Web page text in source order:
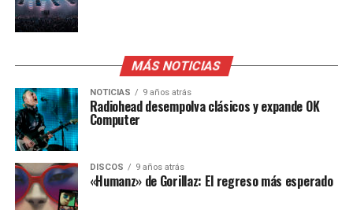
MÁS NOTICIAS
NOTICIAS 9 años atrás
Radiohead desempolva clásicos y expande OK
Computer
DISCOS 9 años atrás
«Humanz» de Gorillaz: El regreso más esperado